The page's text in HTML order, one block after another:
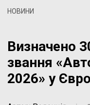
НОВИНИ
Визначено
звання
2026» у